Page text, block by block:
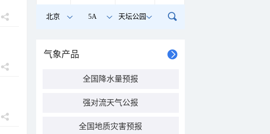
北京 5A 天坛公园
气象产品
全国降水量预报
强对流天气公报
全国地质灾害预报